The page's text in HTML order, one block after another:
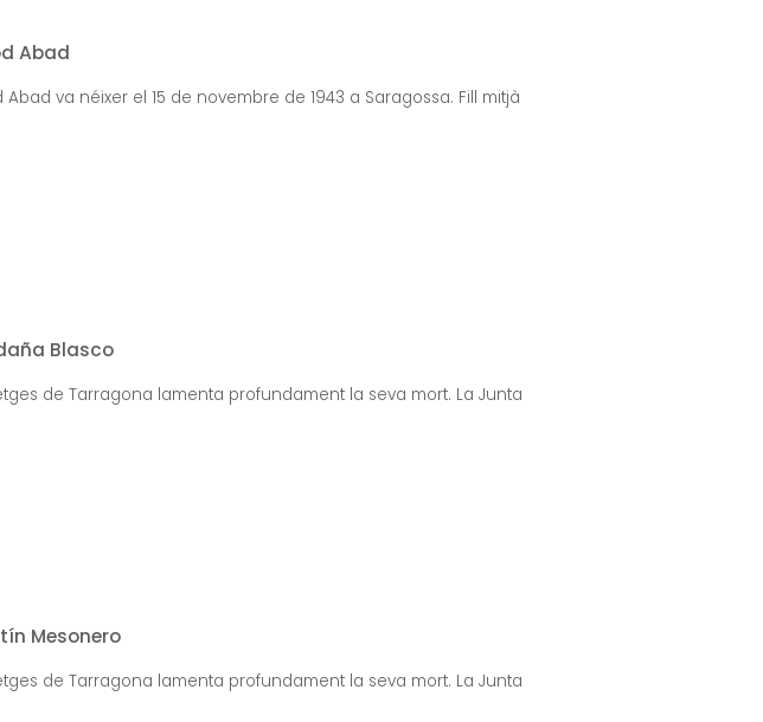
Abad
Abad va néixer el 15 de novembre de 1943 a Saragossa. Fill mitjà
Blasco
de Tarragona lamenta profundament la seva mort. La Junta
Mesonero
de Tarragona lamenta profundament la seva mort. La Junta